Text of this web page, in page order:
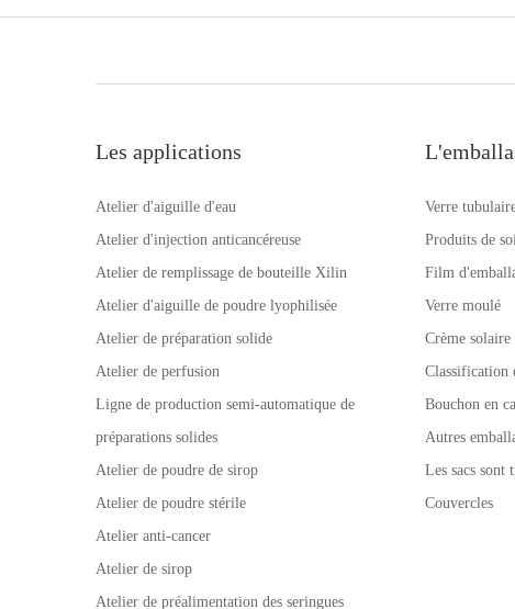
Les applications
Atelier d'aiguille d'eau
Atelier d'injection anticancéreuse
Atelier de remplissage de bouteille Xilin
Atelier d'aiguille de poudre lyophilisée
Atelier de préparation solide
Atelier de perfusion
Ligne de production semi-automatique de
préparations solides
Atelier de poudre de sirop
Atelier de poudre stérile
Atelier anti-cancer
Atelier de sirop
Atelier de préalimentation des seringues
Verre
Produits de
Film
Verre moulé
Crème solaire
Classification
Bouchon en
Autres
Les sacs sont
Couvercles